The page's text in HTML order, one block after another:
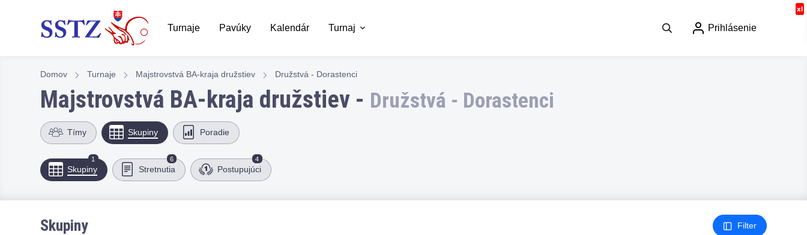
Turnaje Pavúky Kalendár Turnaj Prihlásenie
Domov Turnaje Majstrovstvá BA-kraja družstiev Družstvá - Dorastenci
Majstrovstvá BA-kraja družstiev - Družstvá - Dorastenci
Tímy Skupiny Poradie
Skupiny
1
Stretnutia
6
Postupujúci
4
Skupiny Filter